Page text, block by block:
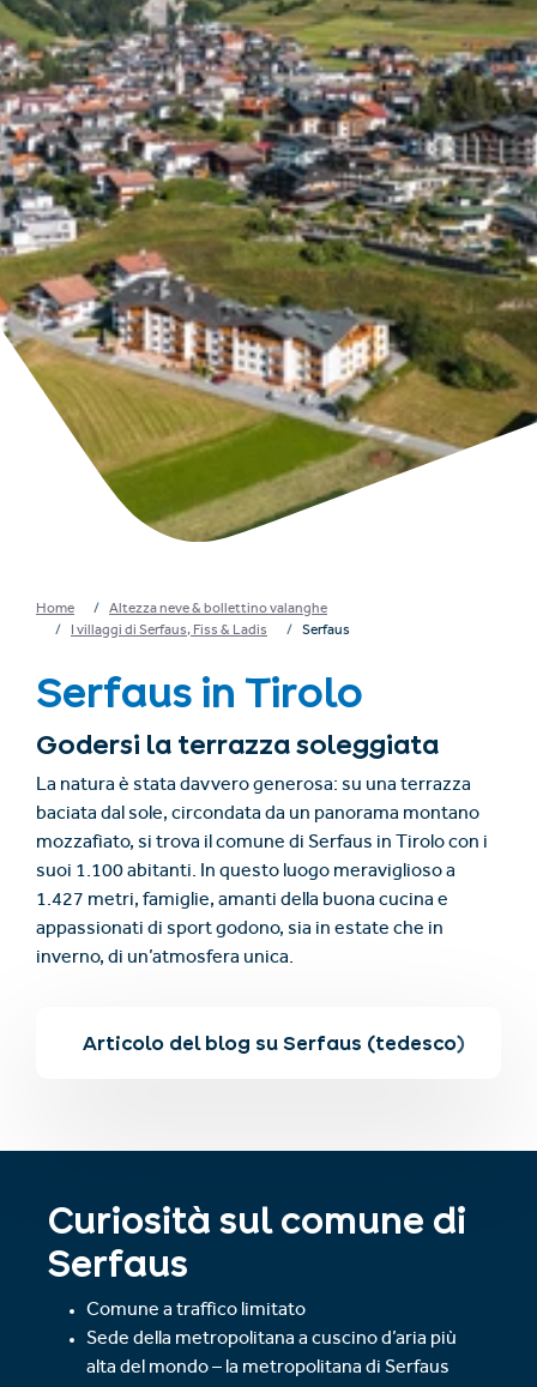
Trovare un alloggio
(en)
Biglietti e buoni (en)
Italian
+43/5476/6239
verantwortung@serfaus-fiss-ladis.at
Home
Altezza neve & bollettino valanghe
I villaggi di Serfaus, Fiss & Ladis
Serfaus
Serfaus in Tirolo
Godersi la terrazza soleggiata
La natura è stata davvero generosa: su una terrazza
baciata dal sole, circondata da un panorama montano
mozzafiato, si trova il comune di Serfaus in Tirolo con i
suoi 1.100 abitanti. In questo luogo meraviglioso a
1.427 metri, famiglie, amanti della buona cucina e
appassionati di sport godono, sia in estate che in
inverno, di un’atmosfera unica.
Articolo del blog su Serfaus (tedesco)
Curiosità sul comune di
Serfaus
Comune a traffico limitato
Sede della metropolitana a cuscino d’aria più
alta del mondo – la metropolitana di Serfaus